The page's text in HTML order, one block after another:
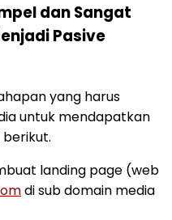
dan Sangat
Pasive
yang harus
untuk mendapatkan
landing page (web
di sub domain media